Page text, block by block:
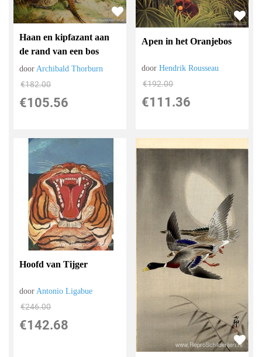
Haan en kipfazant aan
de rand van een bos
door Archibald Thorburn
€182.00
€105.56
Apen in het Oranjebos
doorHendrik Rousseau
€192.00
€111.36
Hoofd van Tijger
doorAntonio Ligabue
€246.00
€142.68